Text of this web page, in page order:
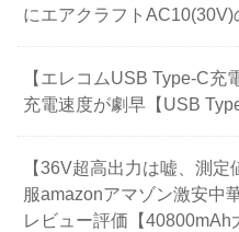
にエアクラフトAC10(30V)
【エレコムUSB Type-C
充電速度が劇早【USB
【36V超高出力は嘘、測
服amazonアマゾン激安中
レビュー評価【40800mAh